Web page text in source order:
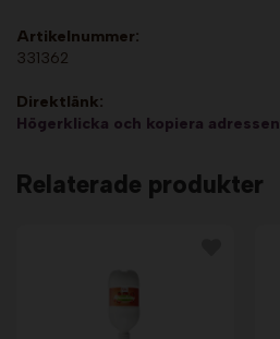
Artikelnummer:
331362
Direktlänk:
Högerklicka och kopiera adressen
Relaterade produkter